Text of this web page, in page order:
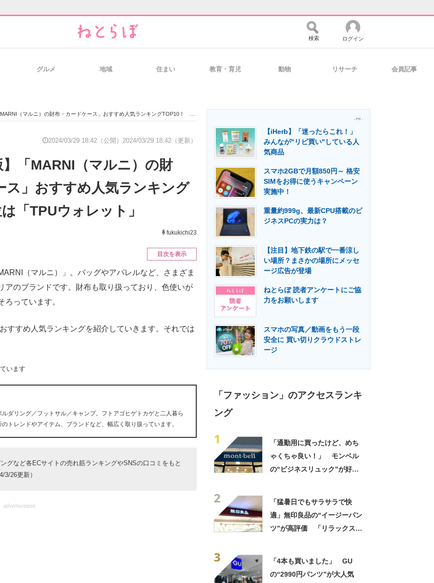
経営リーダーのコミュニティ マーケ×ITの今がよく分かる
製造業のIT導入・活用を支援
エネルギーの専門メディア 建設×テクノロジーの最前線
検索 ログイン
グルメ 地域 住まい 教育・育児 動物 リサーチ 会員記事
（マルニ）の財布・カードケース」おすすめ人気ランキングTOP10！ 1位は「TPUウォレット」
2024/03/29 18:42（公開） 2024/03/29 18:42（更新）
】「MARNI（マルニ）の財
ス」おすすめ人気ランキング
「TPUウォレット」
fukukichi23
目次を表示
（マルニ）」。バッグやアパレルなど、さまざま
アのブランドです。財布も取り扱っており、色使いが
っています。
すめ人気ランキングを紹介していきます。それでは
います
ダリング／フットサル／キャンプ。フトアゴヒゲトカゲと二人暮ら
トレンドやアイテム、ブランドなど、幅広く取り扱っています。
グなど各ECサイトの売れ筋ランキングやSNSの口コミをもと
3/26更新）
advertisement
- PR -
【iHerb】「迷ったらこれ！」
みんなが"リピ買い"している人
気商品
スマホ2GBで月額850円～ 格安
SIMをお得に使うキャンペーン
実施中！
重量約999g、最新CPU搭載のビ
ジネスPCの実力は？
【注目】地下鉄の駅で一番涼し
い場所？まさかの場所にメッセ
ージ広告が登場
ねとらぼ 読者アンケートにご協
力をお願いします
スマホの写真／動画をもう一段
安全に 買い切りクラウドストレ
ージ
「ファッション」のアクセスランキ
ング
1
「通勤用に買ったけど、めち
ゃくちゃ良い！」 モンベル
の“ビジネスリュック”が好
2
「猛暑日でもサラサラで快
適」無印良品の“イージーパン
ツ”が高評価 「リラックスで
3
「4本も買いました」 GU
の“2990円パンツ”が大人気